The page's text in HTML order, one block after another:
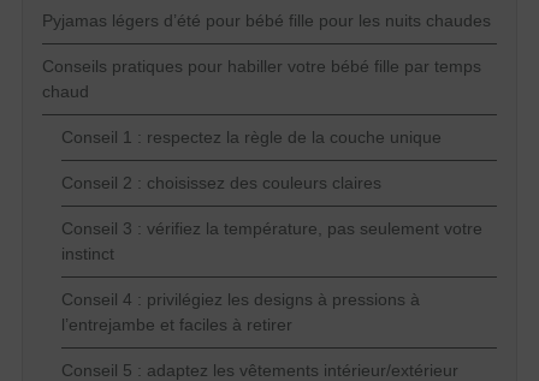
Pyjamas légers d’été pour bébé fille pour les nuits chaudes
Conseils pratiques pour habiller votre bébé fille par temps
chaud
Conseil 1 : respectez la règle de la couche unique
Conseil 2 : choisissez des couleurs claires
Conseil 3 : vérifiez la température, pas seulement votre
instinct
Conseil 4 : privilégiez les designs à pressions à
l’entrejambe et faciles à retirer
Conseil 5 : adaptez les vêtements intérieur/extérieur